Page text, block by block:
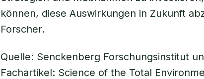
können, diese Auswirkungen in Zukunft
Forscher.
Quelle: Senckenberg Forschungsinstitut
Fachartikel: Science of the Total